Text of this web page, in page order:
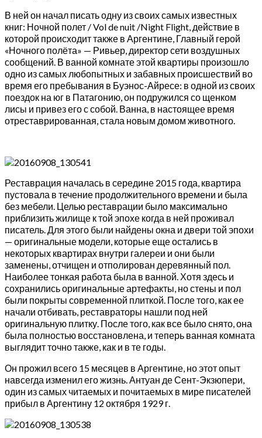
В ней он начал писать одну из своих самых известных
книг: Ночной полет / Vol de nuit /Night Flight, действие в
которой происходит также в Аргентине, Главный герой
«Ночного полёта» — Ривьер, директор сети воздушных
сообщений. В ванной комнате этой квартиры произошло
одно из самых любопытных и забавных происшествий во
время его пребывания в Буэнос-Айресе: в одной из своих
поездок на юг в Патагонию, он подружился со щенком
лисы и привез его с собой. Ванна, в настоящее время
отреставрированная, стала новым домом животного.
Реставрация началась в середине 2015 года, квартира
пустовала в течение продолжительного времени и была
без мебели. Целью реставрации было максимально
приблизить жилище к той эпохе когда в ней проживал
писатель. Для этого были найдены окна и двери той эпохи
— оригинальные модели, которые еще остались в
некоторых квартирах внутри галереи и они были
заменены, отчищен и отполирован деревянный пол.
Наиболее тонкая работа была в ванной. Хотя здесь и
сохранились оригинальные артефакты, но стены и пол
были покрыты современной плиткой. После того, как ее
начали отбивать, реставраторы нашли под ней
оригинальную плитку. После того, как все было снято, она
была полностью восстановлена, и теперь ванная комната
выглядит точно также, как и в те годы.
Он прожил всего 15 месяцев в Аргентине, но этот опыт
навсегда изменил его жизнь. Антуан де Сент-Экзюпери,
один из самых читаемых и почитаемых в мире писателей
прибыл в Аргентину 12 октября 1929 г.